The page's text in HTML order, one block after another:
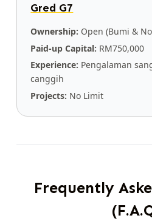
Gred G7
Ownership: Open (Bumi &
Paid-up Capital: RM750,000
Experience: Pengalaman
canggih
Projects: No Limit
Frequently